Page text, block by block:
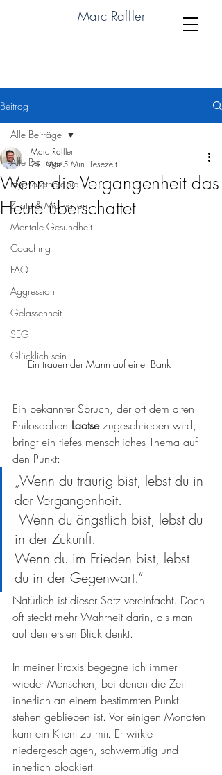
Marc Raffler
Beitrag
Alle Beiträge
Hypnosetherapie
Zitate & Motivation
Mentale Gesundheit
Coaching
FAQ
Aggression
Gelassenheit
SEG
Glücklich sein
Alle Beiträge
Wenn die Vergangenheit das
Heute überschattet
Marc Raffler
29. Mai 5 Min. Lesezeit
Ein bekannter Spruch, der oft dem alten
Philosophen Laotse zugeschrieben wird,
bringt ein tiefes menschliches Thema auf
den Punkt:
„Wenn du traurig bist, lebst du in
der Vergangenheit.
in der Zukunft.
Wenn du im Frieden bist, lebst
du in der Gegenwart.“
Natürlich ist dieser Satz vereinfacht. Doch
oft steckt mehr Wahrheit darin, als man
auf den ersten Blick denkt.
In meiner Praxis begegne ich immer
wieder Menschen, bei denen die Zeit
innerlich an einem bestimmten Punkt
stehen geblieben ist. Vor einigen Monaten
kam ein Klient zu mir. Er wirkte
niedergeschlagen, schwermütig und
innerlich blockiert.